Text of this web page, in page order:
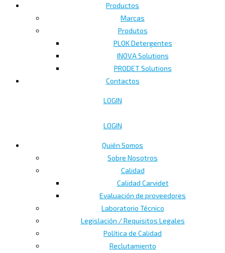
Productos
Marcas
Produtos
PLOK Detergentes
INOVA Solutions
PRODET Solutions
Contactos
LOGIN
LOGIN
Quién Somos
Sobre Nosotros
Calidad
Calidad Carvidet
Evaluación de proveedores
Laboratorio Técnico
Legislación / Requisitos Legales
Política de Calidad
Reclutamiento